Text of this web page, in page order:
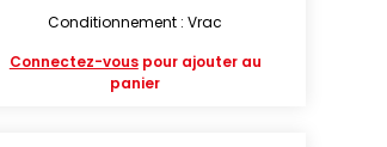
Conditionnement : Vrac
Connectez-vouspour ajouter au
panier